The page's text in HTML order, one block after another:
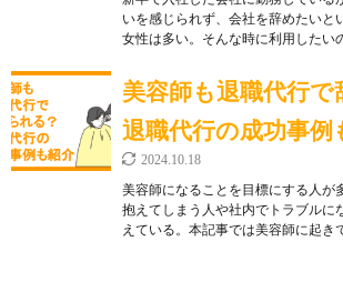
いを感じられず、会社を辞めたいと
女性は多い。そんな時に利用したい
美容師も退職代行で
退職代行の成功事例
2024.10.18
美容師になることを目標にする人が
抱えてしまう人や社内でトラブルに
えている。本記事では美容師に起き